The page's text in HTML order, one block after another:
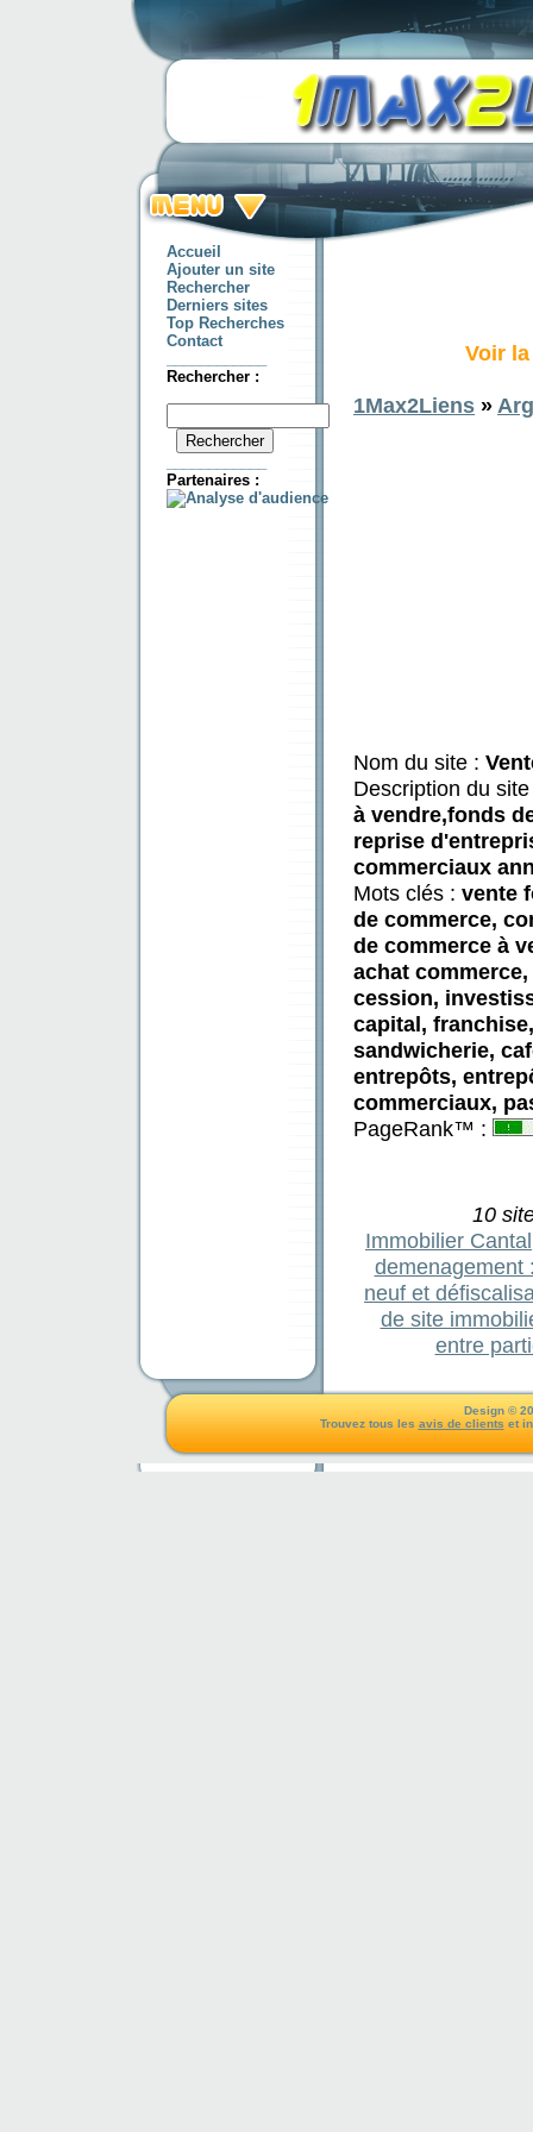
Accueil
Ajouter un site
Rechercher
Derniers sites
Top Recherches
Contact
Rechercher :
Partenaires :
Voir
1Max2Liens »
Nom du site :
Description du
à vendre,fonds
reprise
commerciaux
Mots clés : vente
de commerce,
de commerce à
achat
cession,
capital,
sandwicherie,
entrepôts,
commerciaux,
PageRank™ :
10
Immobilier Cantal
demenagement
neuf et
de site
entre
Design ©
Trouvez tous les avis de clients et